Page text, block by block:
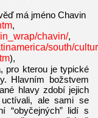
má jméno Chavin
,
chavin/,
south/
),
pro kterou je typické
Hlavním božstvem
hlavy zdobí jejich
ale sami se
“obyčejných” lidí s